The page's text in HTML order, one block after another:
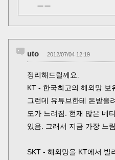
ㅡㅡ
uto 2012/07/04 12:19
정리해드릴께요.
KT - 한국최고의 해외망 보
그런데 유튜브한테 돈받을
도가 느려짐. 현재 많은 네
있음. 그래서 지금 가장 느림.
SKT - 해외망을 KT에서 빌